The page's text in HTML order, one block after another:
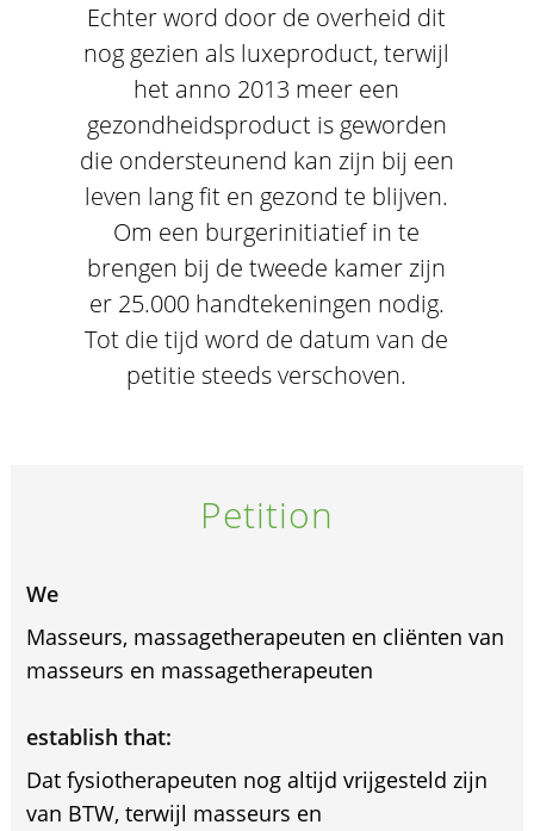
Echter word door de overheid dit
nog gezien als luxeproduct, terwijl
het anno 2013 meer een
gezondheidsproduct is geworden
die ondersteunend kan zijn bij een
leven lang fit en gezond te blijven.
Om een burgerinitiatief in te
brengen bij de tweede kamer zijn
er 25.000 handtekeningen nodig.
Tot die tijd word de datum van de
petitie steeds verschoven.
Petition
We
Masseurs, massagetherapeuten en cliënten van
masseurs en massagetherapeuten
establish that:
Dat fysiotherapeuten nog altijd vrijgesteld zijn
van BTW, terwijl masseurs en